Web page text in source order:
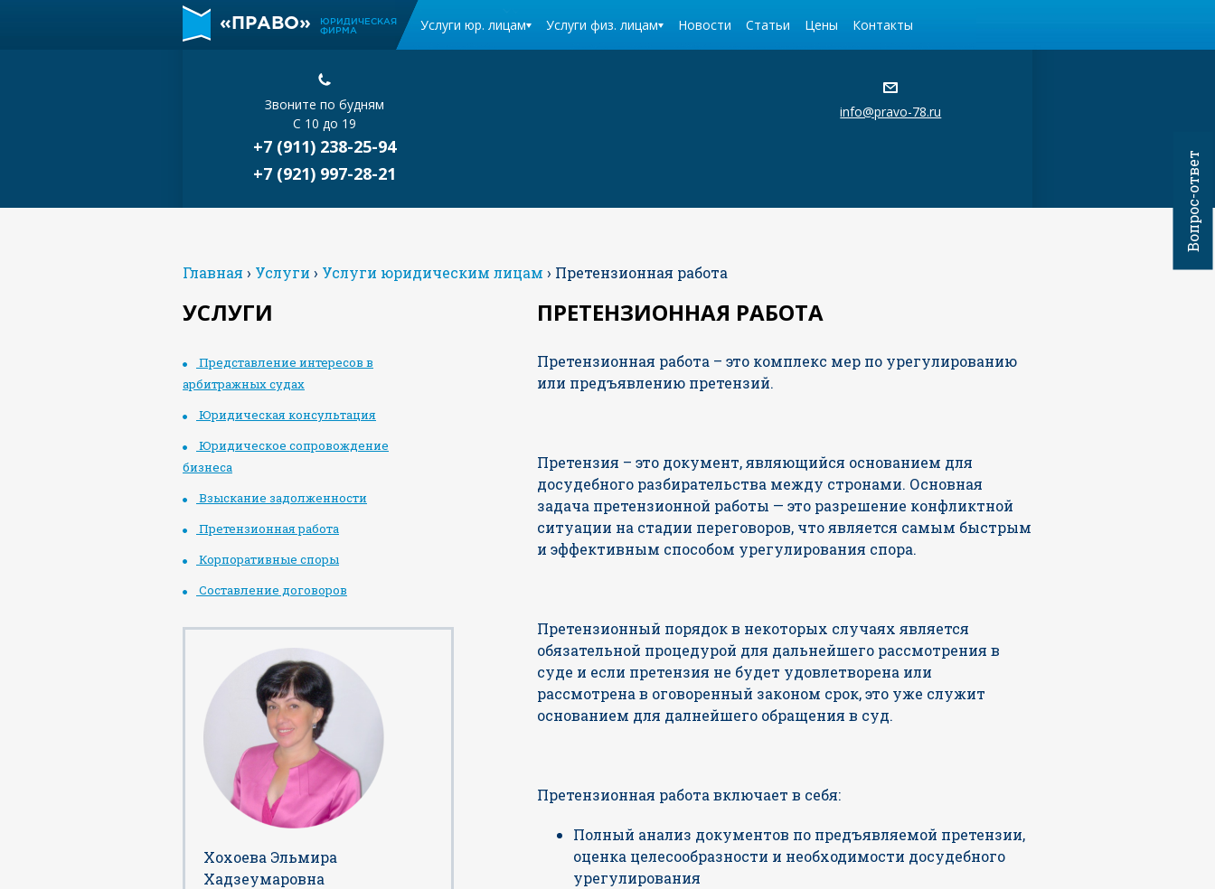
«ПРАВО»
ЮРИДИЧЕСКАЯ
ФИРМА
Услуги юр. лицам Услуги физ. лицам Новости Статьи Цены Контакты
Звоните по будням
С 10 до 19
+7 (911) 238-25-94
+7 (921) 997-28-21
info@pravo-78.ru
Главная › Услуги › Услуги юридическим лицам › Претензионная работа
УСЛУГИ
Представление интересов в
арбитражных судах
Юридическая консультация
Юридическое сопровождение
бизнеса
Взыскание задолженности
Претензионная работа
Корпоративные споры
Составление договоров
Хохоева Эльмира
Хадзеумаровна
ПРЕТЕНЗИОННАЯ РАБОТА
Претензионная работа – это комплекс мер по урегулированию
или предъявлению претензий.
Претензия – это документ, являющийся основанием для
досудебного разбирательства между стронами. Основная
задача претензионной работы — это разрешение конфликтной
ситуации на стадии переговоров, что является самым быстрым
и эффективным способом урегулирования спора.
Претензионный порядок в некоторых случаях является
обязательной процедурой для дальнейшего рассмотрения в
суде и если претензия не будет удовлетворена или
рассмотрена в оговоренный законом срок, это уже служит
основанием для далнейшего обращения в суд.
Претензионная работа включает в себя:
Полный анализ документов по предъявляемой претензии,
оценка целесообразности и необходимости досудебного
урегулирования
Вопрос-ответ